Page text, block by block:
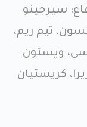
سيرجينو
تيم ريم،
ويستون
كريستيان